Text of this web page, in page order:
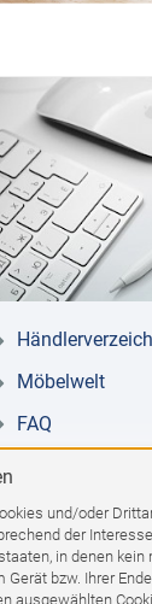
Möbelwelt
FAQ
und/oder
der
in denen
bzw. Ihrer
ausgewählten